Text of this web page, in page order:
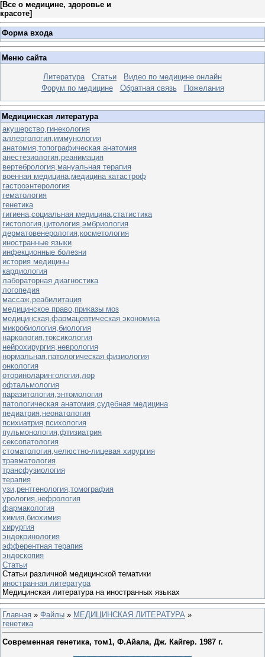
[Все о медицине, здоровье и
красоте]
Форма входа
Меню сайта
Литература Статьи
Видео по медицине онлайн
Форум по медицине
Обратная связь Пожелания
Медицинская литература
акушерство,гинекология
аллергология,иммунология
анатомия,топографическая анатомия
анестезиология,реанимация
вертебрология,мануальная терапия
военная медицина,медицина катастроф
гастроэнтерология
гематология
генетика
гигиена,социальная медицина,статистика
гистология,цитология,эмбриология
дерматовенерология,косметология
иностранные языки
инфекционные болезни
история медицины
кардиология
лабораторная диагностика
логопедия
массаж,реабилитация
медицинское право,приказы моз
медицинская,фармацевтическая экономика
микробиология,биология
наркология,токсикология
нейрохирургия,неврология
нормальная,патологическая физиология
онкология
оториноларингология,лор
офтальмология
паразитология,энтомология
патологическая анатомия,судебная медицина
педиатрия,неонатология
психиатрия,психология
пульмонология,фтизиатрия
сексопатология
стоматология,челюстно-лицевая хирургия
травматология
трансфузиология
терапия
узи,рентгенология,томография
урология,нефрология
фармакология
химия,биохимия
хирургия
эндокринология
эфферентная терапия
эндоскопия
Статьи
Статьи различной медицинской тематики
иностранная литература
Медицинская литература на иностранных языках
Главная » Файлы » МЕДИЦИНСКАЯ ЛИТЕРАТУРА »
генетика
Современная генетика, том1, Ф.Айала, Дж. Кайгер. 1987 г.